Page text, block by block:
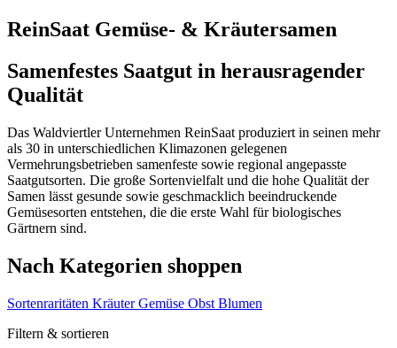
ReinSaat Gemüse- & Kräutersamen
Samenfestes Saatgut in herausragender
Qualität
Das Waldviertler Unternehmen ReinSaat produziert in seinen mehr
als 30 in unterschiedlichen Klimazonen gelegenen
Vermehrungsbetrieben samenfeste sowie regional angepasste
Saatgutsorten. Die große Sortenvielfalt und die hohe Qualität der
Samen lässt gesunde sowie geschmacklich beeindruckende
Gemüsesorten entstehen, die die erste Wahl für biologisches
Gärtnern sind.
Nach Kategorien shoppen
Sortenraritäten Kräuter Gemüse Obst Blumen
Filtern & sortieren